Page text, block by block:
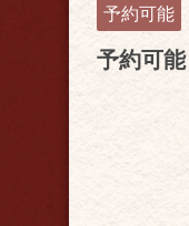
予約可能
予約可能